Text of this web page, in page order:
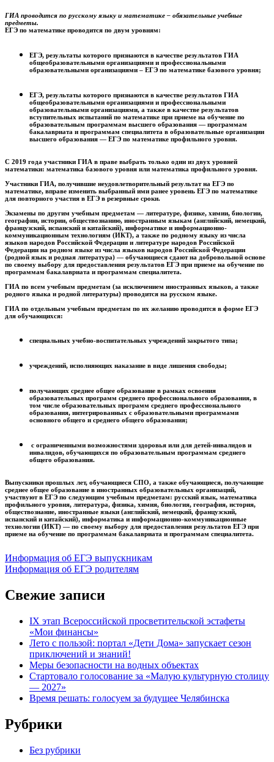
ГИА проводится по русскому языку и математике – обязательные учебные
предметы.
ЕГЭ по математике проводится по двум уровням:
ЕГЭ, результаты которого признаются в качестве результатов ГИА
общеобразовательными организациями и профессиональными
образовательными организациями – ЕГЭ по математике базового уровня;
ЕГЭ, результаты которого признаются в качестве результатов ГИА
общеобразовательными организациями и профессиональными
образовательными организациями, а также в качестве результатов
вступительных испытаний по математике при приеме на обучение по
образовательным программам высшего образования — программам
бакалавриата и программам специалитета в образовательные организации
высшего образования — ЕГЭ по математике профильного уровня.
С 2019 года участники ГИА в праве выбрать только один из двух уровней
математики: математика базового уровня или математика профильного уровня.
Участники ГИА, получившие неудовлетворительный результат на ЕГЭ по
математике, вправе изменить выбранный ими ранее уровень ЕГЭ по математике
для повторного участия в ЕГЭ в резервные сроки.
Экзамены по другим учебным предметам — литературе, физике, химии, биологии,
географии, истории, обществознанию, иностранным языкам (английский, немецкий,
французский, испанский и китайский), информатике и информационно-
коммуникационным технологиям (ИКТ), а также по родному языку из числа
языков народов Российской Федерации и литературе народов Российской
Федерации на родном языке из числа языков народов Российской Федерации
(родной язык и родная литература) — обучающиеся сдают на добровольной основе
по своему выбору для предоставления результатов ЕГЭ при приеме на обучение по
программам бакалавриата и программам специалитета.
ГИА по всем учебным предметам (за исключением иностранных языков, а также
родного языка и родной литературы) проводится на русском языке.
ГИА по отдельным учебным предметам по их желанию проводится в форме ЕГЭ
для обучающихся:
специальных учебно-воспитательных учреждений закрытого типа;
учреждений, исполняющих наказание в виде лишения свободы;
получающих среднее общее образование в рамках освоения
образовательных программ среднего профессионального образования, в
том числе образовательных программ среднего профессионального
образования, интегрированных с образовательными программами
основного общего и среднего общего образования;
с ограниченными возможностями здоровья или для детей-инвалидов и
инвалидов, обучающихся по образовательным программам среднего
общего образования.
Выпускники прошлых лет, обучающиеся СПО, а также обучающиеся, получающие
среднее общее образование в иностранных образовательных организаций,
участвуют в ЕГЭ по следующим учебным предметам: русский язык, математика
профильного уровня, литература, физика, химия, биология, география, история,
обществознание, иностранные языки (английский, немецкий, французский,
испанский и китайский), информатика и информационно-коммуникационные
технологии (ИКТ) — по своему выбору для предоставления результатов ЕГЭ при
приеме на обучение по программам бакалавриата и программам специалитета.
Информация об ЕГЭ выпускникам
Информация об ЕГЭ родителям
Свежие записи
IX этап Всероссийской просветительской эстафеты
«Мои финансы»
Лето с пользой: портал «Дети Дома» запускает сезон
приключений и знаний!
Меры безопасности на водных объектах
Стартовало голосование за «Малую культурную столицу
— 2027»
Время решать: голосуем за будущее Челябинска
Рубрики
Без рубрики